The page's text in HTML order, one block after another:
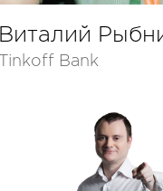
Виталий
Tinkoff Bank